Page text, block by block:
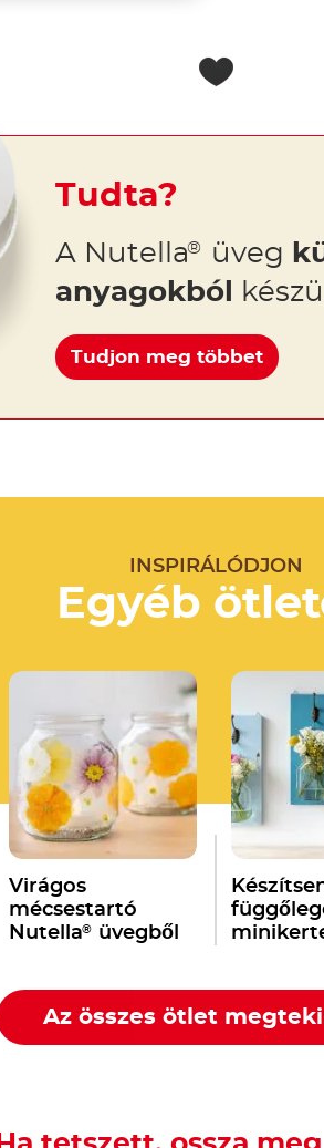
Tudta?
A Nutella® üveg
anyagokból
Tudjon meg többet
INSPIRÁLÓDJON
Egyéb
Virágos
mécsestartó
Nutella® üvegből
Az összes ötlet